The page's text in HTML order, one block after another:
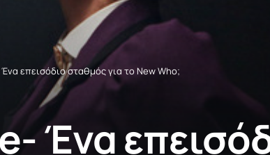
επεισόδιο σταθμός για το New Who;
Ένα